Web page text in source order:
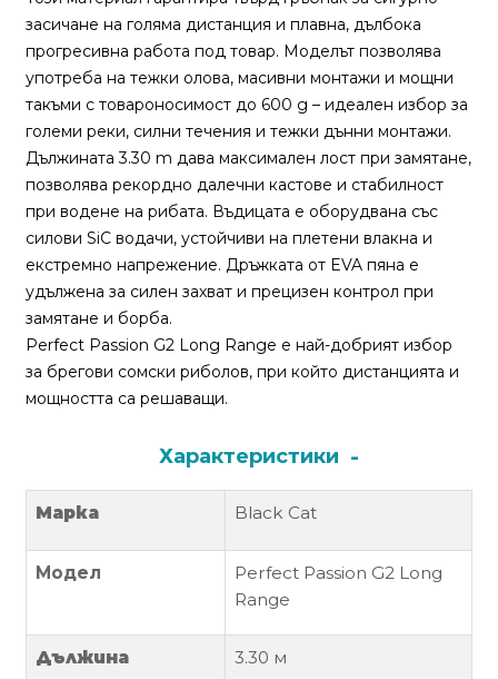
За
нас
Контакти
Поръчка
и
доставка
Връщане
и
рекламация
Условия
поверителност
за
“бисквитки”
засичане на голяма дистанция и плавна, дълбока
прогресивна работа под товар. Моделът позволява
употреба на тежки оловa, масивни монтажи и мощни
такъми с товароносимост до 600 g – идеален избор за
големи реки, силни течения и тежки дънни монтажи.
Дължината 3.30 m дава максимален лост при замятане,
позволява рекордно далечни кастове и стабилност
при водене на рибата. Въдицата е оборудвана със
силови SiC водачи, устойчиви на плетени влакна и
екстремно напрежение. Дръжката от EVA пяна е
удължена за силен захват и прецизен контрол при
замятане и борба.
Perfect Passion G2 Long Range е най-добрият избор
за брегови сомски риболов, при който дистанцията и
мощността са решаващи.
Характеристики
Марка Black Cat
Модел
Perfect Passion G2 Long
Range
Дължина 3.30 м